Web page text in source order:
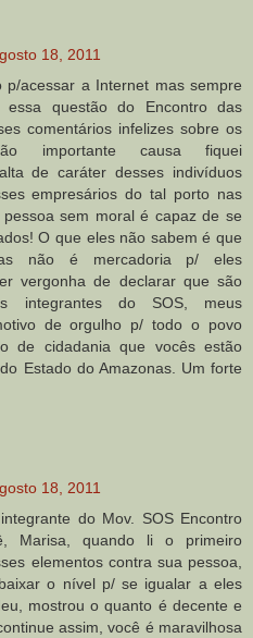
18, 2011
acessar a Internet mas sempre
essa questão do Encontro das
comentários infelizes sobre os
importante causa fiquei
de caráter desses indivíduos
empresários do tal porto nas
sem moral é capaz de se
O que eles não sabem é que
não é mercadoria p/ eles
vergonha de declarar que são
integrantes do SOS, meus
de orgulho p/ todo o povo
de cidadania que vocês estão
Estado do Amazonas. Um forte
18, 2011
do Mov. SOS Encontro
Marisa, quando li o primeiro
elementos contra sua pessoa,
o nível p/ se igualar a eles
mostrou o quanto é decente e
assim, você é maravilhosa